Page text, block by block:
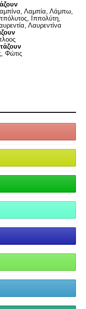
Λαμπία, Λάμπω,
Ιππολύτη,
Λαυρεντίνα
Φώτις